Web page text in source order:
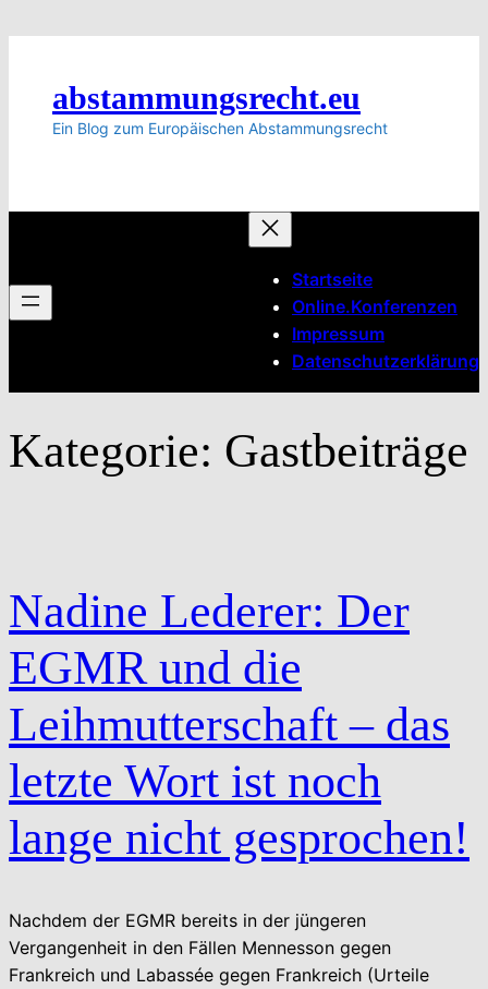
abstammungsrecht.eu
Ein Blog zum Europäischen Abstammungsrecht
Startseite
Online.Konferenzen
Impressum
Datenschutzerklärung
Kategorie: Gastbeiträge
Nadine Lederer: Der
EGMR und die
Leihmutterschaft – das
letzte Wort ist noch
lange nicht gesprochen!
Nachdem der EGMR bereits in der jüngeren
Vergangenheit in den Fällen Mennesson gegen
Frankreich und Labassée gegen Frankreich (Urteile